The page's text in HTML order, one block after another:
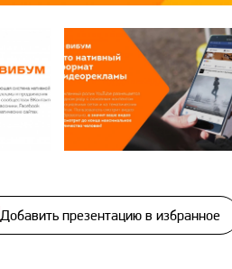
Добавить презентацию в избранное